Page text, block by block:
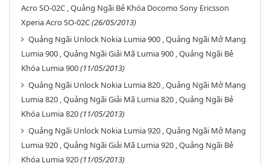
Acro SO-02C , Quảng Ngãi Bẻ Khóa Docomo Sony Ericsson
Xperia Acro SO-02C(26/05/2013)
Quảng Ngãi Unlock Nokia Lumia 900 , Quảng Ngãi Mở Mạng
Lumia 900 , Quảng Ngãi Giải Mã Lumia 900 , Quảng Ngãi Bẻ
Khóa Lumia 900(11/05/2013)
Quảng Ngãi Unlock Nokia Lumia 820 , Quảng Ngãi Mở Mạng
Lumia 820 , Quảng Ngãi Giải Mã Lumia 820 , Quảng Ngãi Bẻ
Khóa Lumia 820(11/05/2013)
Quảng Ngãi Unlock Nokia Lumia 920 , Quảng Ngãi Mở Mạng
Lumia 920 , Quảng Ngãi Giải Mã Lumia 920 , Quảng Ngãi Bẻ
Khóa Lumia 920(11/05/2013)